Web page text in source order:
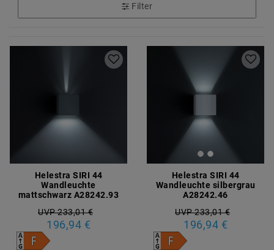
Filter
Helestra SIRI 44
Wandleuchte
mattschwarz A28242.93
UVP 233,01 €
196,94 €
Helestra SIRI 44
Wandleuchte silbergrau
A28242.46
UVP 233,01 €
196,94 €